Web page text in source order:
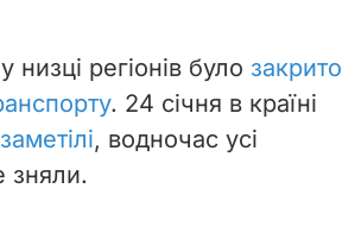
низці регіонів було закрито
. 24 січня в країні
, водночас усі
зняли.